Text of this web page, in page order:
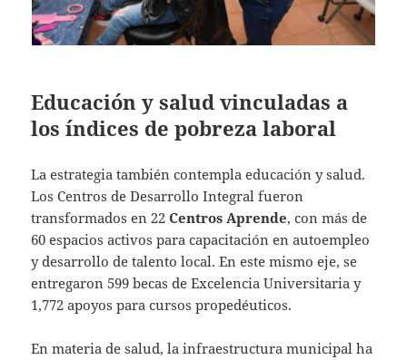
Educación y salud vinculadas a
los índices de pobreza laboral
La estrategia también contempla educación y salud.
Los Centros de Desarrollo Integral fueron
transformados en 22Centros Aprende, con más de
60 espacios activos para capacitación en autoempleo
y desarrollo de talento local. En este mismo eje, se
entregaron 599 becas de Excelencia Universitaria y
1,772 apoyos para cursos propedéuticos.
En materia de salud, la infraestructura municipal ha